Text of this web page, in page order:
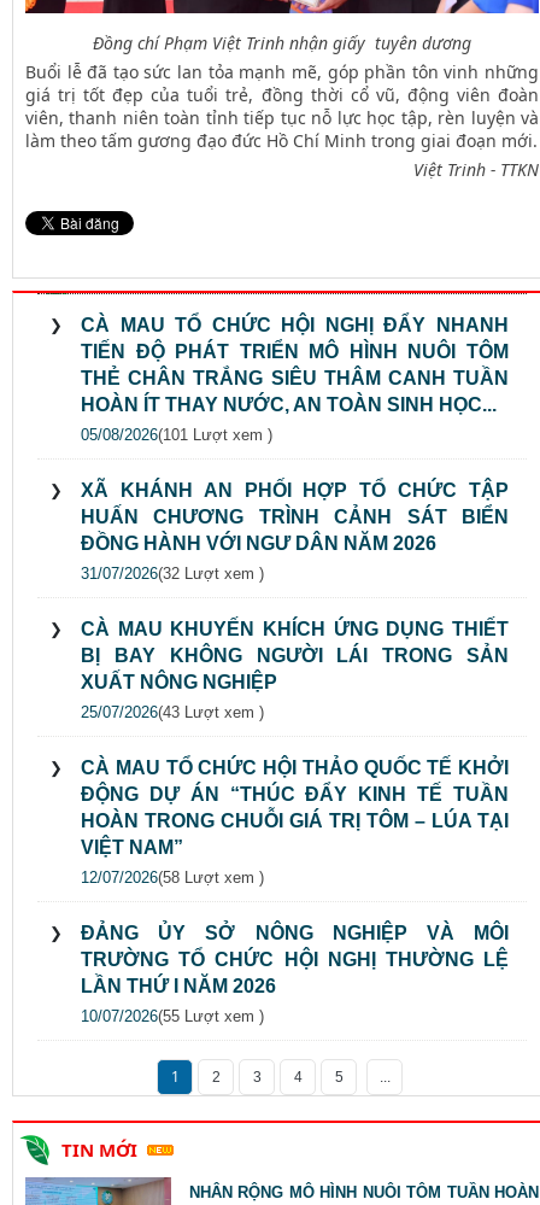
Đồng chí Phạm Việt Trinh nhận giấy tuyên dương
Buổi lễ đã tạo sức lan tỏa mạnh mẽ, góp phần tôn vinh những
giá trị tốt đẹp của tuổi trẻ, đồng thời cổ vũ, động viên đoàn
viên, thanh niên toàn tỉnh tiếp tục nỗ lực học tập, rèn luyện và
làm theo tấm gương đạo đức Hồ Chí Minh trong giai đoạn mới.
Việt Trinh - TTKN
CÀ MAU TỔ CHỨC HỘI NGHỊ ĐẨY NHANH
TIẾN ĐỘ PHÁT TRIỂN MÔ HÌNH NUÔI TÔM
THẺ CHÂN TRẮNG SIÊU THÂM CANH TUẦN
HOÀN ÍT THAY NƯỚC, AN TOÀN SINH HỌC...
05/08/2026(101 Lượt xem )
XÃ KHÁNH AN PHỐI HỢP TỔ CHỨC TẬP
HUẤN CHƯƠNG TRÌNH CẢNH SÁT BIỂN
ĐỒNG HÀNH VỚI NGƯ DÂN NĂM 2026
31/07/2026(32 Lượt xem )
CÀ MAU KHUYẾN KHÍCH ỨNG DỤNG THIẾT
BỊ BAY KHÔNG NGƯỜI LÁI TRONG SẢN
XUẤT NÔNG NGHIỆP
25/07/2026(43 Lượt xem )
CÀ MAU TỔ CHỨC HỘI THẢO QUỐC TẾ KHỞI
ĐỘNG DỰ ÁN “THÚC ĐẨY KINH TẾ TUẦN
HOÀN TRONG CHUỖI GIÁ TRỊ TÔM – LÚA TẠI
VIỆT NAM”
12/07/2026(58 Lượt xem )
ĐẢNG ỦY SỞ NÔNG NGHIỆP VÀ MÔI
TRƯỜNG TỔ CHỨC HỘI NGHỊ THƯỜNG LỆ
LẦN THỨ I NĂM 2026
10/07/2026(55 Lượt xem )
1 2 3 4 5 ...
TIN MỚI
NHÂN RỘNG MÔ HÌNH NUÔI TÔM TUẦN HOÀN